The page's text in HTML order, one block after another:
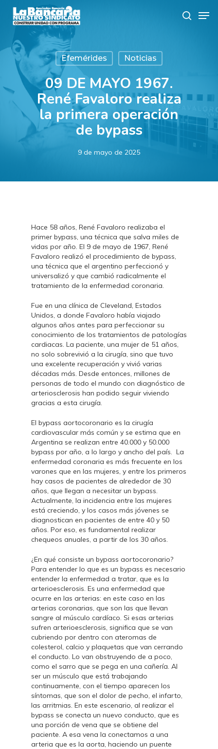
main
search
Efemérides Noticias
09 DE MAYO 1967.
René Favaloro realiza
la primera operación
de bypass
9 de mayo de 2025
Hace 58 años, René Favaloro realizaba el
primer bypass, una técnica que salva miles de
vidas por año. El 9 de mayo de 1967, René
Favaloro realizó el procedimiento de bypass,
una técnica que el argentino perfeccionó y
universalizó y que cambió radicalmente el
tratamiento de la enfermedad coronaria.
Fue en una clínica de Cleveland, Estados
Unidos, a donde Favaloro había viajado
algunos años antes para perfeccionar su
conocimiento de los tratamientos de patologías
cardiacas. La paciente, una mujer de 51 años,
no solo sobrevivió a la cirugía, sino que tuvo
una excelente recuperación y vivió varias
décadas más. Desde entonces, millones de
personas de todo el mundo con diagnóstico de
arteriosclerosis han podido seguir viviendo
gracias a esta cirugía.
El bypass aortocoronario es la cirugía
cardiovascular más común y se estima que en
Argentina se realizan entre 40.000 y 50.000
bypass por año, a lo largo y ancho del país. La
enfermedad coronaria es más frecuente en los
varones que en las mujeres, y entre los primeros
hay casos de pacientes de alrededor de 30
años, que llegan a necesitar un bypass.
Actualmente, la incidencia entre las mujeres
está creciendo, y los casos más jóvenes se
diagnostican en pacientes de entre 40 y 50
años. Por eso, es fundamental realizar
chequeos anuales, a partir de los 30 años.
¿En qué consiste un bypass aortocoronario?
Para entender lo que es un bypass es necesario
entender la enfermedad a tratar, que es la
arterioesclerosis. Es una enfermedad que
ocurre en las arterias: en este caso en las
arterias coronarias, que son las que llevan
sangre al músculo cardíaco. Si esas arterias
sufren arterioesclerosis, significa que se van
cubriendo por dentro con ateromas de
colesterol, calcio y plaquetas que van cerrando
el conducto. Lo van obstruyendo de a poco,
como el sarro que se pega en una cañería. Al
ser un músculo que está trabajando
continuamente, con el tiempo aparecen los
síntomas, que son el dolor de pecho, el infarto,
las arritmias. En este escenario, al realizar el
bypass se conecta un nuevo conducto, que es
una porción de vena que se obtiene del
paciente. A esa vena la conectamos a una
arteria que es la aorta, haciendo un puente